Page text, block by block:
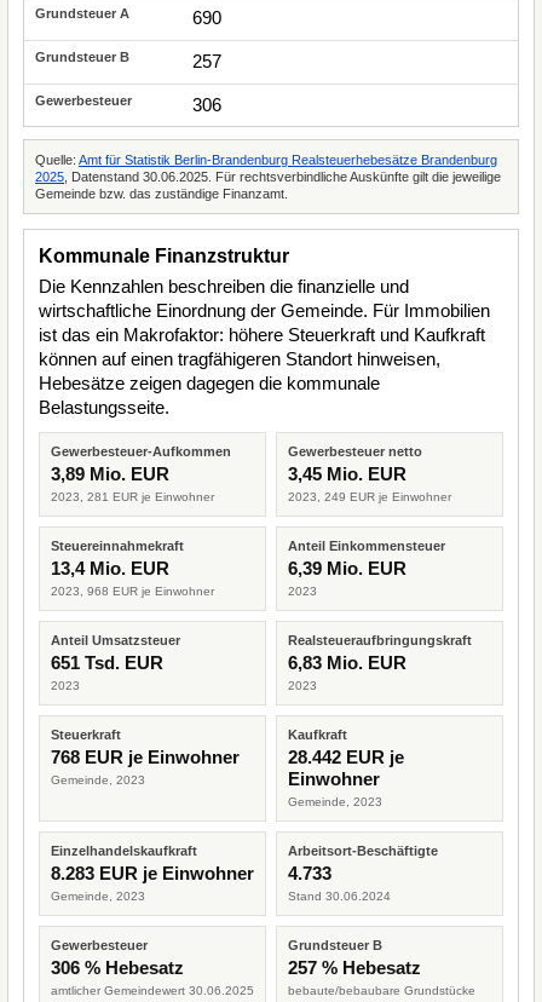
690
257
306
Quelle: Amt für Statistik Berlin-Brandenburg Realsteuerhebesätze Brandenburg
2025 , Datenstand 30.06.2025. Für rechtsverbindliche Auskünfte gilt die jeweilige
Gemeinde bzw. das zuständige Finanzamt.
Kommunale Finanzstruktur
Die Kennzahlen beschreiben die finanzielle und
wirtschaftliche Einordnung der Gemeinde. Für Immobilien
ist das ein Makrofaktor: höhere Steuerkraft und Kaufkraft
können auf einen tragfähigeren Standort hinweisen,
Hebesätze zeigen dagegen die kommunale
Belastungsseite.
Gewerbesteuer-Aufkommen
3,89 Mio. EUR
2023, 281 EUR je Einwohner
Gewerbesteuer netto
3,45 Mio. EUR
2023, 249 EUR je Einwohner
Steuereinnahmekraft
13,4 Mio. EUR
2023, 968 EUR je Einwohner
Anteil Einkommensteuer
6,39 Mio. EUR
2023
Anteil Umsatzsteuer
651 Tsd. EUR
2023
Realsteueraufbringungskraft
6,83 Mio. EUR
2023
Steuerkraft
768 EUR je Einwohner
Gemeinde, 2023
Kaufkraft
28.442 EUR je
Einwohner
Gemeinde, 2023
Einzelhandelskaufkraft
8.283 EUR je Einwohner
Gemeinde, 2023
Arbeitsort-Beschäftigte
4.733
Stand 30.06.2024
Gewerbesteuer
306 % Hebesatz
amtlicher Gemeindewert 30.06.2025
Grundsteuer B
257 % Hebesatz
bebaute/bebaubare Grundstücke